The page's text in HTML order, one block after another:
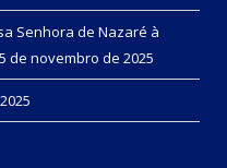
Senhora de Nazaré à
de novembro de 2025